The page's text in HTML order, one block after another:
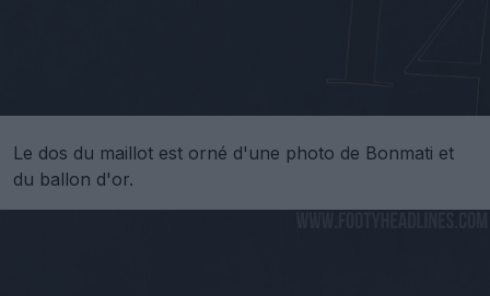
Le dos du maillot est orné d'une photo de Bonmati et
du ballon d'or.